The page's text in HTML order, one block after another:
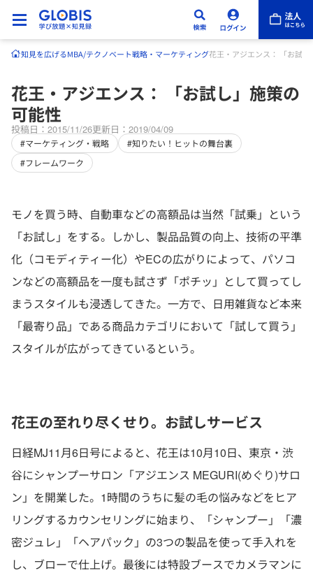
知見を広げるMBA/テクノベート戦略・マーケティング花王・アジエンス： 「お試
花王・アジエンス： 「お試し」施策の
可能性
投稿日：2015/11/26更新日：2019/04/09
#マーケティング・戦略
#知りたい！ヒットの舞台裏
#フレームワーク
モノを買う時、自動車などの高額品は当然「試乗」という
「お試し」をする。しかし、製品品質の向上、技術の平準
化（コモディティー化）やECの広がりによって、パソコ
ンなどの高額品を一度も試さず「ポチッ」として買ってし
まうスタイルも浸透してきた。一方で、日用雑貨など本来
「最寄り品」である商品カテゴリにおいて「試して買う」
スタイルが広がってきているという。
花王の至れり尽くせり。お試しサービス
日経MJ11月6日号によると、花王は10月10日、東京・渋
谷にシャンプーサロン「アジエンス MEGURI(めぐり)サロ
ン」を開業した。1時間のうちに髪の毛の悩みなどをヒア
リングするカウンセリングに始まり、「シャンプー」「濃
密ジュレ」「ヘアパック」の3つの製品を使って手入れを
し、ブローで仕上げ。最後には特設ブースでカメラマンに